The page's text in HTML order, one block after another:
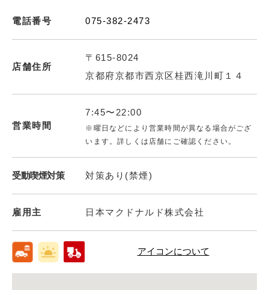
電話番号 075-382-2473
店舗住所
〒615-8024
京都府京都市西京区桂西滝川町１４
営業時間
7:45〜22:00
※曜日などにより営業時間が異なる場合がござ
います。詳しくは店舗にご確認ください。
受動喫煙対策 対策あり(禁煙)
雇用主 日本マクドナルド株式会社
アイコンについて